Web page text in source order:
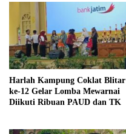
Harlah Kampung Coklat Blitar
ke-12 Gelar Lomba Mewarnai
Diikuti Ribuan PAUD dan TK